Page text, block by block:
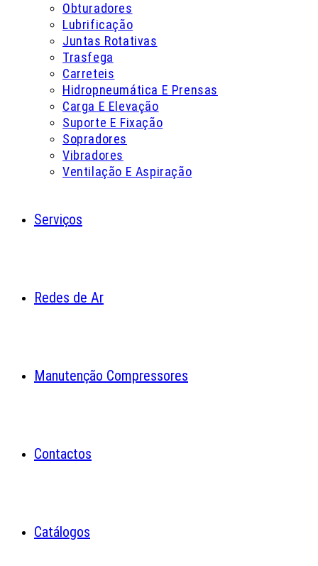
Obturadores
Lubrificação
Juntas Rotativas
Trasfega
Carreteis
Hidropneumática E Prensas
Carga E Elevação
Suporte E Fixação
Sopradores
Vibradores
Ventilação E Aspiração
Serviços
Redes de Ar
Manutenção Compressores
Contactos
Catálogos